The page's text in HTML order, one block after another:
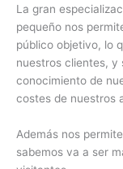
La gran
pequeño nos
público objetivo, lo
nuestros clientes, y
conocimiento de
costes de nuestros
Además nos
sabemos va a ser